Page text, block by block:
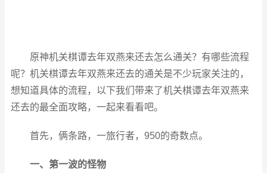
原神机关棋谭去年双燕来还去怎么通关？有哪些流程
呢？机关棋谭去年双燕来还去的通关是不少玩家关注的，
想知道具体的流程，以下我们带来了机关棋谭去年双燕来
还去的最全面攻略，一起来看看吧。
首先，俩条路，一旅行者，950的奇数点。
一、第一波的怪物